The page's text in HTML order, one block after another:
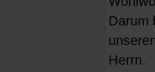
Darum
Herrn.